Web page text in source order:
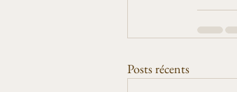
Posts récents